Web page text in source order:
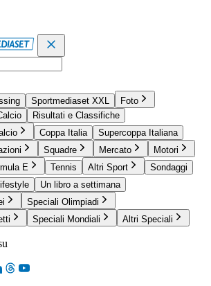
Sportmediaset XXL
Foto
Risultati e Classifiche
Coppa Italia
Supercoppa Italiana
Squadre Mercato
Motori
E Tennis Altri Sport
Sondaggi
Un libro a settimana
Speciali Olimpiadi
Speciali Mondiali Altri Speciali